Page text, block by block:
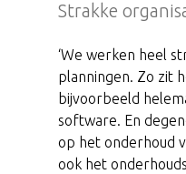
Strakke
‘We werken heel
planningen. Zo zit
bijvoorbeeld
software. En
op het onderhoud
ook het